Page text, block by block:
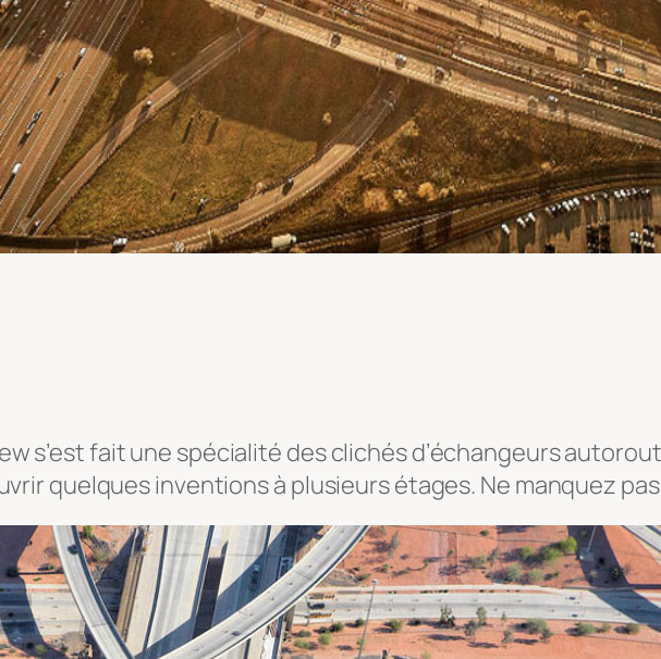
s’est fait une spécialité des clichés d’échangeurs
quelques inventions à plusieurs étages. Ne manquez